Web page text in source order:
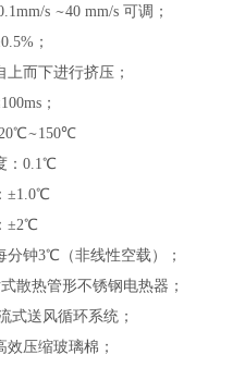
s ~40 mm/s可调；
；
自上而下进行挤压；
；
~150℃
：0.1℃
±1.0℃
：±2℃
每分钟3℃（非线性空载）；
式散热管形不锈钢电热器；
式送风循环系统；
效压缩玻璃棉；